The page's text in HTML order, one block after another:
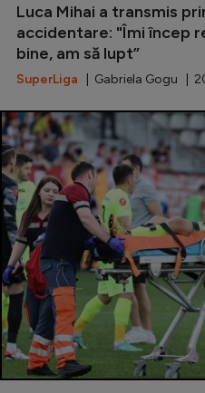
Luca Mihai a transmis
accidentare: "Îmi încep
bine, am să lupt”
SuperLiga | Gabriela Gogu |